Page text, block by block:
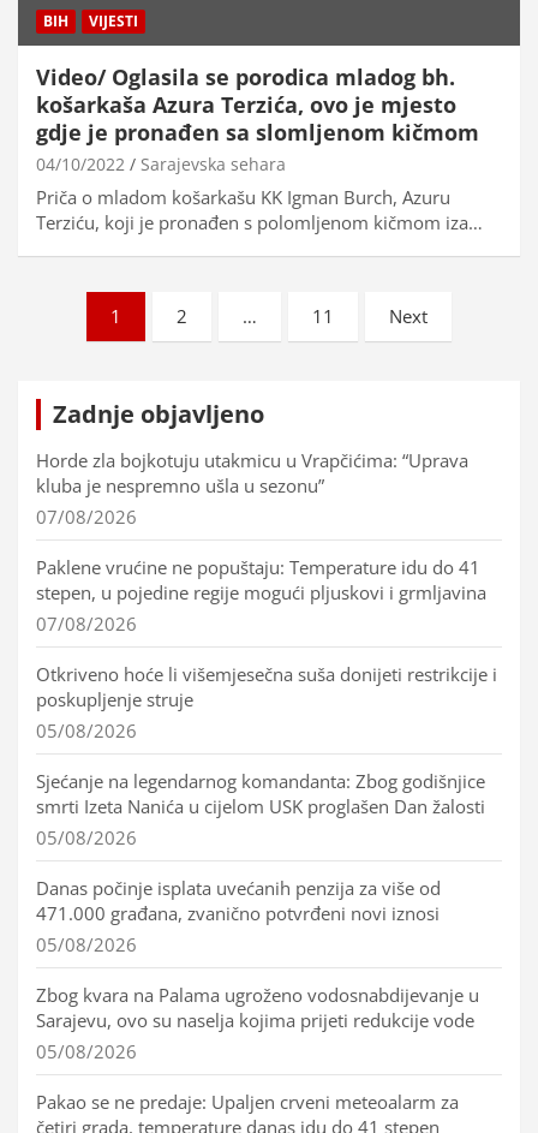
BIH VIJESTI
Video/ Oglasila se porodica mladog bh.
košarkaša Azura Terzića, ovo je mjesto
gdje je pronađen sa slomljenom kičmom
04/10/2022 Sarajevska sehara
Priča o mladom košarkašu KK Igman Burch, Azuru
Terziću, koji je pronađen s polomljenom kičmom iza…
Brojevi
stranica
1 2 … 11 Next
Zadnje objavljeno
Horde zla bojkotuju utakmicu u Vrapčićima: “Uprava
kluba je nespremno ušla u sezonu”
07/08/2026
Paklene vrućine ne popuštaju: Temperature idu do 41
stepen, u pojedine regije mogući pljuskovi i grmljavina
07/08/2026
Otkriveno hoće li višemjesečna suša donijeti restrikcije i
poskupljenje struje
05/08/2026
Sjećanje na legendarnog komandanta: Zbog godišnjice
smrti Izeta Nanića u cijelom USK proglašen Dan žalosti
05/08/2026
Danas počinje isplata uvećanih penzija za više od
471.000 građana, zvanično potvrđeni novi iznosi
05/08/2026
Zbog kvara na Palama ugroženo vodosnabdijevanje u
Sarajevu, ovo su naselja kojima prijeti redukcije vode
05/08/2026
Pakao se ne predaje: Upaljen crveni meteoalarm za
četiri grada, temperature danas idu do 41 stepen